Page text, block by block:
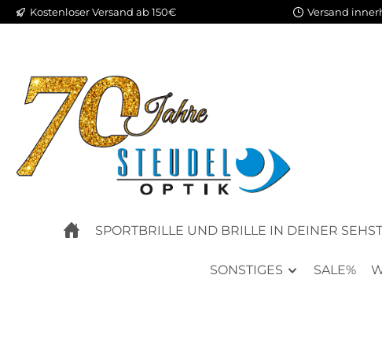
Hauptinhalt springen
Zur Suche springen
Zur Hauptnavigation springen
Kostenloser Versand ab 150€ Versand
SPORTBRILLE UND BRILLE IN DEINER
SONSTIGES SALE%